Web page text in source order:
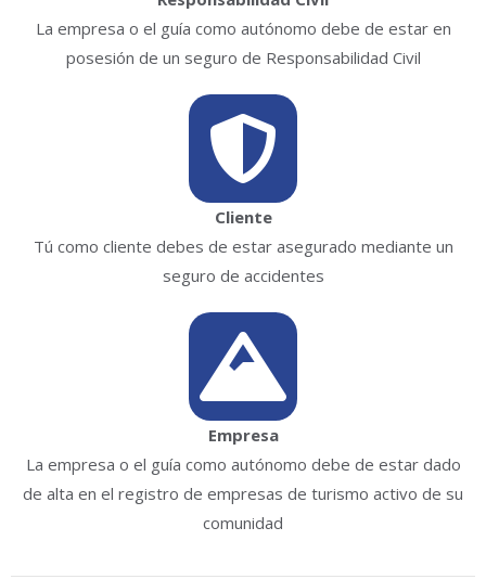
La empresa o el guía como autónomo debe de estar en
posesión de un seguro de Responsabilidad Civil
Cliente
Tú como cliente debes de estar asegurado mediante un
seguro de accidentes
Empresa
La empresa o el guía como autónomo debe de estar dado
de alta en el registro de empresas de turismo activo de su
comunidad